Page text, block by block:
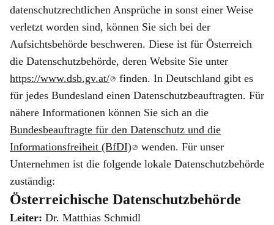
datenschutzrechtlichen Ansprüche in sonst einer Weise
verletzt worden sind, können Sie sich bei der
Aufsichtsbehörde beschweren. Diese ist für Österreich
die Datenschutzbehörde, deren Website Sie unter
https://www.dsb.gv.at/
finden. In Deutschland gibt es
für jedes Bundesland einen Datenschutzbeauftragten. Für
nähere Informationen können Sie sich an die
Bundesbeauftragte für den Datenschutz und die
Informationsfreiheit (BfDI)
wenden. Für unser
Unternehmen ist die folgende lokale Datenschutzbehörde
zuständig:
Österreichische Datenschutzbehörde
Leiter: Dr. Matthias Schmidl